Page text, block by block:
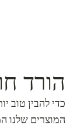
הורד
כדי להבין טוב
המוצרים שלנו